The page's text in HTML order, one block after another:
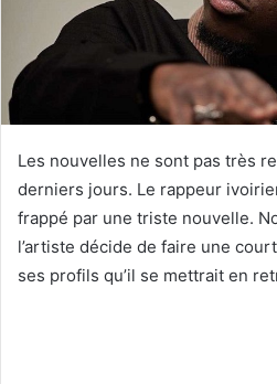
Les nouvelles ne sont pas très
derniers jours. Le rappeur
frappé par une triste nouvelle.
l’artiste décide de faire une
ses profils qu’il se mettrait en